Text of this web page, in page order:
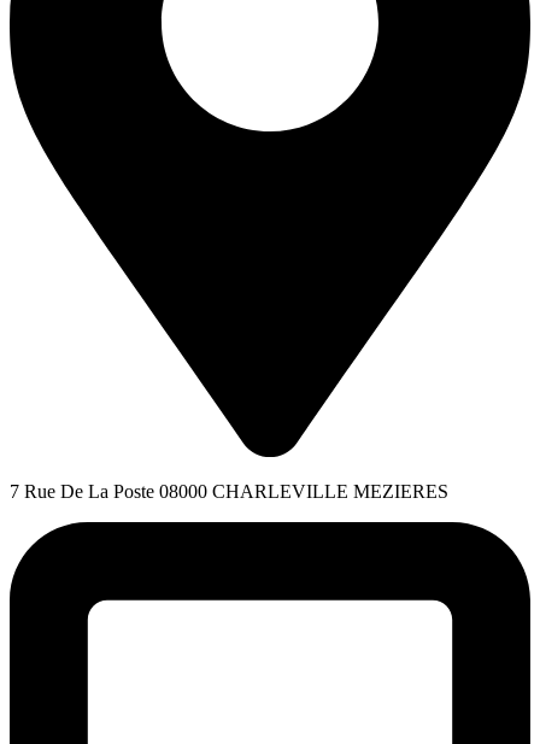
7 Rue De La Poste 08000 CHARLEVILLE MEZIERES